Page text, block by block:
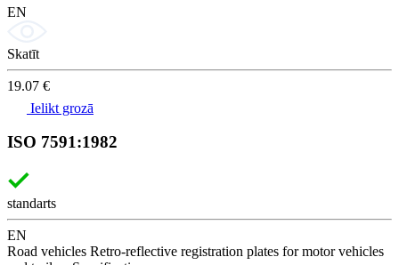
EN
Skatīt
19.07 €
Ielikt grozā
ISO 7591:1982
standarts
EN
Road vehicles Retro-reflective registration plates for motor vehicles